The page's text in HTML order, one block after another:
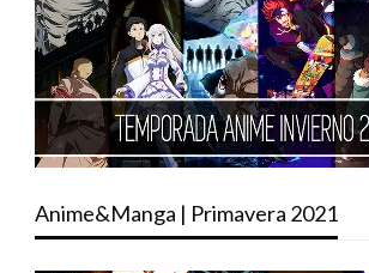
Anime&Manga | Primavera 2021